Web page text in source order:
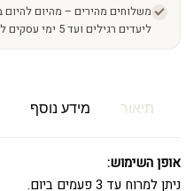
ליעדים רגילים ועד 5 ימי עסקים ליעדים מרוחקים
תיאור מידע נוסף
אופן השימוש:
ניתן למרוח עד 3 פעמים ביום.